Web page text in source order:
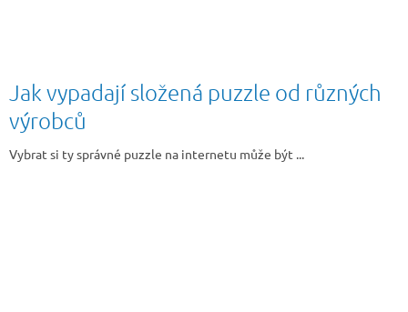
Jak vypadají složená puzzle od různých
výrobců
Vybrat si ty správné puzzle na internetu může být ...